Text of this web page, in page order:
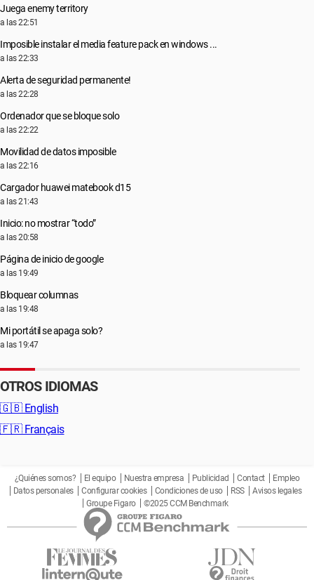
Juega enemy territory
a las 22:51
Imposible instalar el media feature pack en windows ...
a las 22:33
Alerta de seguridad permanente!
a las 22:28
Ordenador que se bloque solo
a las 22:22
Movilidad de datos imposible
a las 22:16
Cargador huawei matebook d15
a las 21:43
Inicio: no mostrar “todo”
a las 20:58
Página de inicio de google
a las 19:49
Bloquear columnas
a las 19:48
Mi portátil se apaga solo?
a las 19:47
OTROS IDIOMAS
🇬🇧 English
🇫🇷 Français
¿Quiénes somos? El equipo Nuestra empresa Publicidad Contact
Empleo
Datos personales
Configurar cookies Condiciones de uso RSS
Avisos legales
Groupe Figaro
©2025 CCM Benchmark